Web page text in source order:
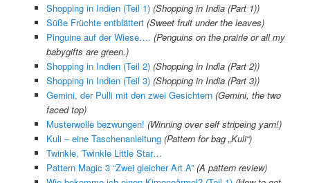
Shopping in Indien (Teil 1) (Shopping in India (Part 1))
Süße Früchte entblättert (Sweet fruit under the leaves)
Pinguine auf der Wiese…. (Penguins on the prairie or all my
babygifts are green.)
Shopping in Indien (Teil 2) (Shopping in India (Part 2))
Shopping in Indien (Teil 3) (Shopping in India (Part 3))
Gemini, der Pulli mit den zwei Gesichtern (Gemini, the two
faced top)
Musterwolle bezwungen! (Winning over self stripeing yarn!)
Kuli – eine Taschenanleitung (Pattern for bag „Kuli“)
Twinkle, Twinkle Little Star…
Pattern Magic 3 “Zwei gleicher Art A” (A pattern review)